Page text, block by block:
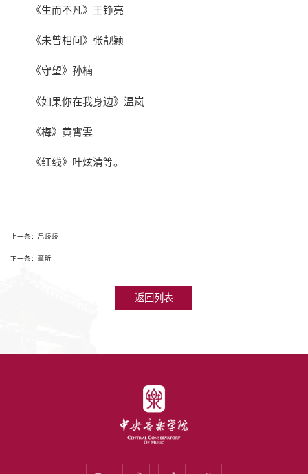
《生而不凡》王铮亮
《未曾相问》张靓颖
《守望》孙楠
《如果你在我身边》温岚
《梅》黄霄雲
《红线》叶炫清等。
上一条：吕峤峤
下一条：童昕
返回列表